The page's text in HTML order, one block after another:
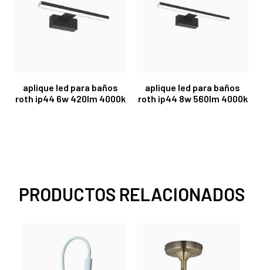
aplique led para baños
roth ip44 6w 420lm 4000k
aplique led para baños
roth ip44 8w 560lm 4000k
PRODUCTOS RELACIONADOS